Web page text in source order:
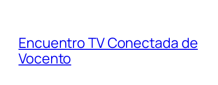
Encuentro TV Conectada de
Vocento